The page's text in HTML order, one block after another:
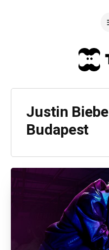
Justin
Budapest